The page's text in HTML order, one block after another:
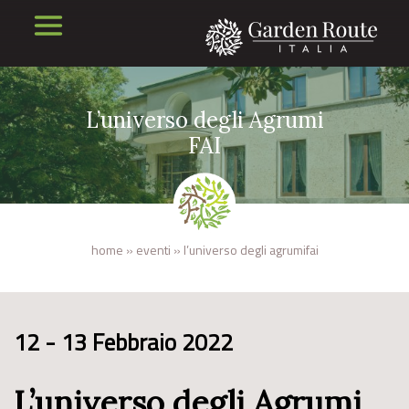
L’universo degli Agrumi
FAI
home » eventi » l’universo degli agrumifai
12 - 13 Febbraio 2022